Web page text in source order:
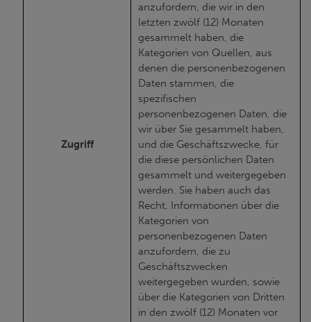
Zugriff
anzufordern, die wir in den
letzten zwölf (12) Monaten
gesammelt haben, die
Kategorien von Quellen, aus
denen die personenbezogenen
Daten stammen, die
spezifischen
personenbezogenen Daten, die
wir über Sie gesammelt haben,
und die Geschäftszwecke, für
die diese persönlichen Daten
gesammelt und weitergegeben
werden. Sie haben auch das
Recht, Informationen über die
Kategorien von
personenbezogenen Daten
anzufordern, die zu
Geschäftszwecken
weitergegeben wurden, sowie
über die Kategorien von Dritten
in den zwölf (12) Monaten vor